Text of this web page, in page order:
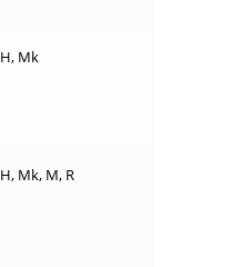
H, Mk
H, Mk, M, R